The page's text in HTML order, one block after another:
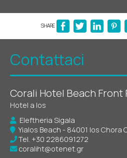
SHARE
Contattaci
Corali Hotel Beach
Hotel a Ios
Eleftheria Sigala
Yialos Beach - 84001 Ios Chora
Tel. +30 2286091272
coraliht@otenet.gr